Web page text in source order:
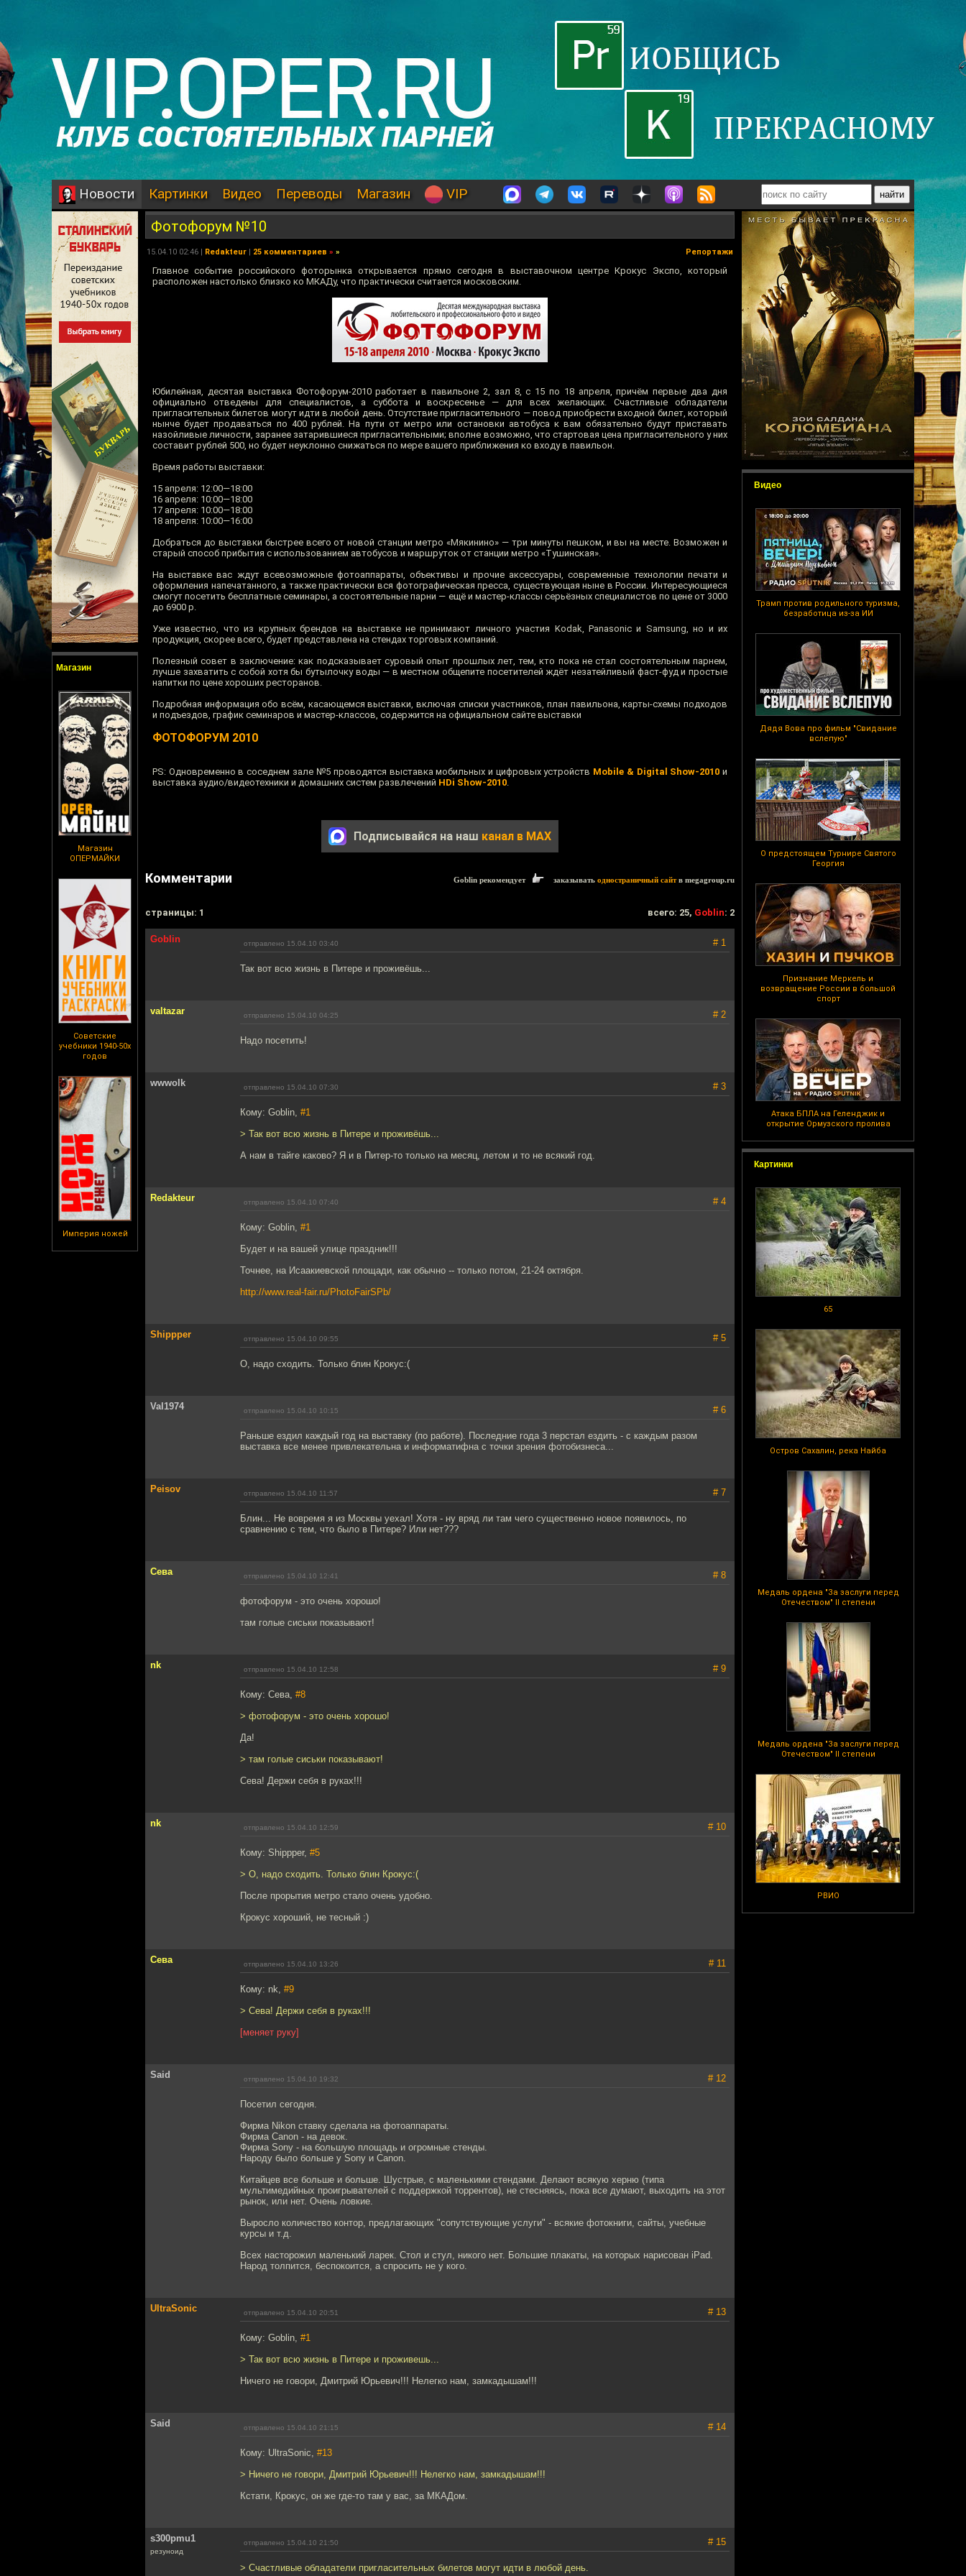
Новости Картинки Видео Переводы Магазин VIP
Магазин
Магазин
ОПЕРМАЙКИ
Советские
учебники 1940-50х
годов
Империя ножей
Видео
Трамп против родильного туризма,
безработица из-за ИИ
Дядя Вова про фильм "Свидание
вслепую"
О предстоящем Турнире Святого
Георгия
Признание Меркель и
возвращение России в большой
спорт
Атака БПЛА на Геленджик и
открытие Ормузского пролива
Картинки
65
Остров Сахалин, река Найба
Медаль ордена "За заслуги перед
Отечеством" II степени
Медаль ордена "За заслуги перед
Отечеством" II степени
РВИО
Фотофорум №10
15.04.10 02:46 | Redakteur | 25 комментариев » » Репортажи
Главное событие российского фоторынка открывается прямо сегодня в выставочном центре Крокус Экспо, который
расположен настолько близко ко МКАДу, что практически считается московским.
Юбилейная, десятая выставка Фотофорум-2010 работает в павильоне 2, зал 8, с 15 по 18 апреля, причём первые два дня
официально отведены для специалистов, а суббота и воскресенье — для всех желающих. Счастливые обладатели
пригласительных билетов могут идти в любой день. Отсутствие пригласительного — повод приобрести входной билет, который
нынче будет продаваться по 400 рублей. На пути от метро или остановки автобуса к вам обязательно будут приставать
назойливые личности, заранее затарившиеся пригласительными; вполне возможно, что стартовая цена пригласительного у них
составит рублей 500, но будет неуклонно снижаться по мере вашего приближения ко входу в павильон.
Время работы выставки:
15 апреля: 12:00—18:00
16 апреля: 10:00—18:00
17 апреля: 10:00—18:00
18 апреля: 10:00—16:00
Добраться до выставки быстрее всего от новой станции метро «Мякинино» — три минуты пешком, и вы на месте. Возможен и
старый способ прибытия с использованием автобусов и маршруток от станции метро «Тушинская».
На выставке вас ждут всевозможные фотоаппараты, объективы и прочие аксессуары, современные технологии печати и
оформления напечатанного, а также практически вся фотографическая пресса, существующая ныне в России. Интересующиеся
смогут посетить бесплатные семинары, а состоятельные парни — ещё и мастер-классы серьёзных специалистов по цене от 3000
до 6900 р.
Уже известно, что из крупных брендов на выставке не принимают личного участия Kodak, Panasonic и Samsung, но и их
продукция, скорее всего, будет представлена на стендах торговых компаний.
Полезный совет в заключение: как подсказывает суровый опыт прошлых лет, тем, кто пока не стал состоятельным парнем,
лучше захватить с собой хотя бы бутылочку воды — в местном общепите посетителей ждёт незатейливый фаст-фуд и простые
напитки по цене хороших ресторанов.
Подробная информация обо всём, касающемся выставки, включая списки участников, план павильона, карты-схемы подходов
и подъездов, график семинаров и мастер-классов, содержится на официальном сайте выставки
ФОТОФОРУМ 2010
PS: Одновременно в соседнем зале №5 проводятся выставка мобильных и цифровых устройств Mobile & Digital Show-2010 и
выставка аудио/видеотехники и домашних систем развлечений HDi Show-2010.
Подписывайся на наш канал в MAX
Комментарии Goblin рекомендует заказывать одностраничный сайтв megagroup.ru
cтраницы: 1 всего: 25, Goblin: 2
Goblin отправлено 15.04.10 03:40 # 1
Так вот всю жизнь в Питере и проживёшь...
valtazar отправлено 15.04.10 04:25 # 2
Надо посетить!
wwwolk отправлено 15.04.10 07:30 # 3
Кому: Goblin, #1
> Так вот всю жизнь в Питере и проживёшь...
А нам в тайге каково? Я и в Питер-то только на месяц, летом и то не всякий год.
Redakteur отправлено 15.04.10 07:40 # 4
Кому: Goblin, #1
Будет и на вашей улице праздник!!!
Точнее, на Исаакиевской площади, как обычно -- только потом, 21-24 октября.
http://www.real-fair.ru/PhotoFairSPb/
Shippper отправлено 15.04.10 09:55 # 5
О, надо сходить. Только блин Крокус:(
Val1974 отправлено 15.04.10 10:15 # 6
Раньше ездил каждый год на выставку (по работе). Последние года 3 перстал ездить - с каждым разом
выставка все менее привлекательна и информатифна с точки зрения фотобизнеса...
Peisov отправлено 15.04.10 11:57 # 7
Блин... Не вовремя я из Москвы уехал! Хотя - ну вряд ли там чего существенно новое появилось, по
сравнению с тем, что было в Питере? Или нет???
Сева отправлено 15.04.10 12:41 # 8
фотофорум - это очень хорошо!
там голые сиськи показывают!
nk отправлено 15.04.10 12:58 # 9
Кому: Сева, #8
> фотофорум - это очень хорошо!
Да!
> там голые сиськи показывают!
Сева! Держи себя в руках!!!
nk отправлено 15.04.10 12:59 # 10
Кому: Shippper, #5
> О, надо сходить. Только блин Крокус:(
После прорытия метро стало очень удобно.
Крокус хороший, не тесный :)
Сева отправлено 15.04.10 13:26 # 11
Кому: nk, #9
> Сева! Держи себя в руках!!!
[меняет руку]
Said отправлено 15.04.10 19:32 # 12
Посетил сегодня.
Фирма Nikon ставку сделала на фотоаппараты.
Фирма Canon - на девок.
Фирма Sony - на большую площадь и огромные стенды.
Народу было больше у Sony и Canon.
Китайцев все больше и больше. Шустрые, с маленькими стендами. Делают всякую херню (типа
мультимедийных проигрывателей с поддержкой торрентов), не стесняясь, пока все думают, выходить на этот
рынок, или нет. Очень ловкие.
Выросло количество контор, предлагающих "сопутствующие услуги" - всякие фотокниги, сайты, учебные
курсы и т.д.
Всех насторожил маленький ларек. Стол и стул, никого нет. Большие плакаты, на которых нарисован iPad.
Народ толпится, беспокоится, а спросить не у кого.
UltraSonic отправлено 15.04.10 20:51 # 13
Кому: Goblin, #1
> Так вот всю жизнь в Питере и проживешь...
Ничего не говори, Дмитрий Юрьевич!!! Нелегко нам, замкадышам!!!
Said отправлено 15.04.10 21:15 # 14
Кому: UltraSonic, #13
> Ничего не говори, Дмитрий Юрьевич!!! Нелегко нам, замкадышам!!!
Кстати, Крокус, он же где-то там у вас, за МКАДом.
s300pmu1
резуноид
отправлено 15.04.10 21:50 # 15
> Счастливые обладатели пригласительных билетов могут идти в любой день.